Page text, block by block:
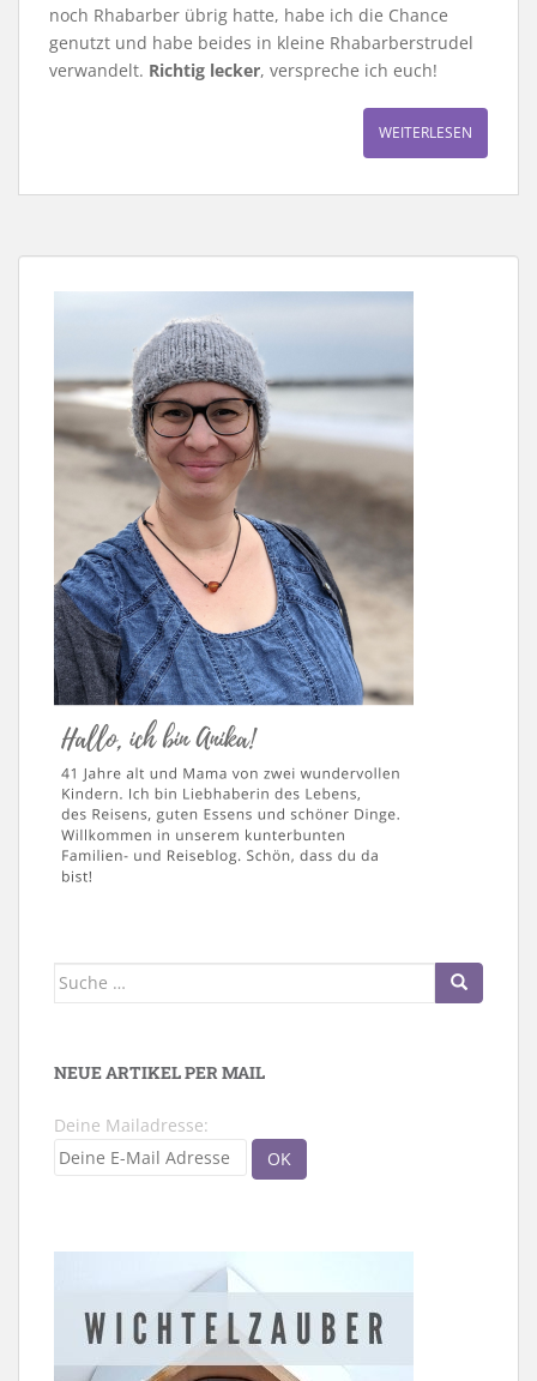
noch Rhabarber übrig hatte, habe ich die Chance
genutzt und habe beides in kleine Rhabarberstrudel
verwandelt. Richtig lecker, verspreche ich euch!
WEITERLESEN
Suche
NEUE ARTIKEL PER MAIL
Deine Mailadresse: